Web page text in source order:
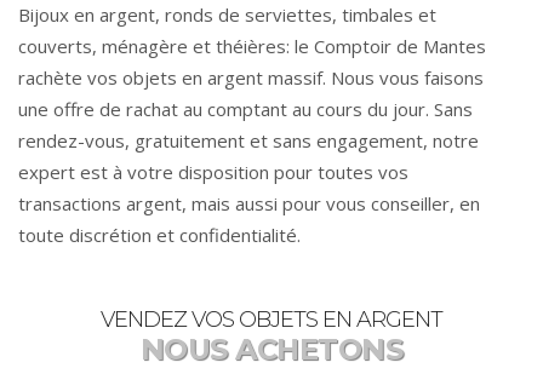
Bijoux en argent, ronds de serviettes, timbales et
couverts, ménagère et théières: le Comptoir de Mantes
rachète vos objets en argent massif. Nous vous faisons
une offre de rachat au comptant au cours du jour. Sans
rendez-vous, gratuitement et sans engagement, notre
expert est à votre disposition pour toutes vos
transactions argent, mais aussi pour vous conseiller, en
toute discrétion et confidentialité.
VENDEZ VOS OBJETS EN ARGENT
NOUS ACHETONS